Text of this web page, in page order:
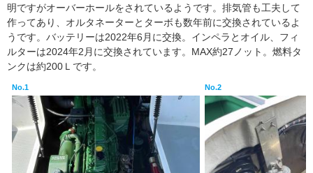
明ですがオーバーホールをされているようです。排気管も工夫して
作ってあり、オルタネーターとターボも数年前に交換されているよ
うです。バッテリーは2022年6月に交換。インペラとオイル、フィ
ルターは2024年2月に交換されています。MAX約27ノット。燃料タ
ンクは約200Ｌです。
No.1 No.2